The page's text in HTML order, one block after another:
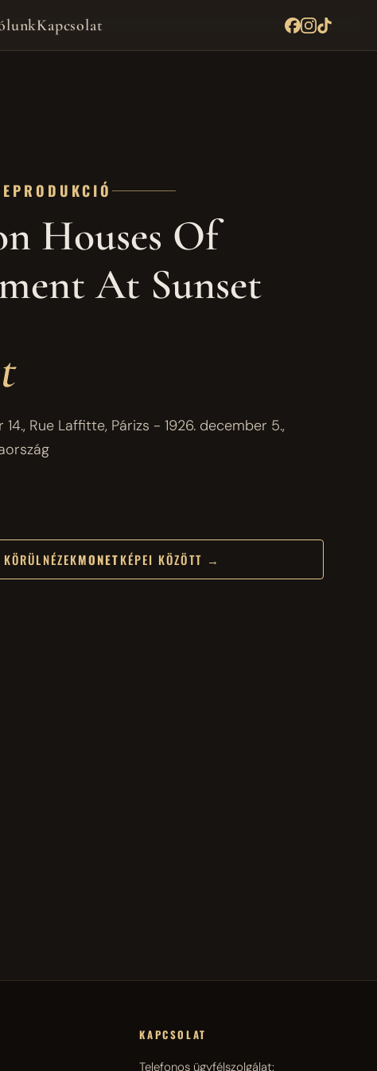
Kapcsolat
Houses Of
At Sunset
14., Rue Laffitte, Párizs - 1926. december 5.,
KÖRÜLNÉZEKMONETKÉPEI KÖZÖTT →
KAPCSOLAT
Telefonos ügyfélszolgálat: